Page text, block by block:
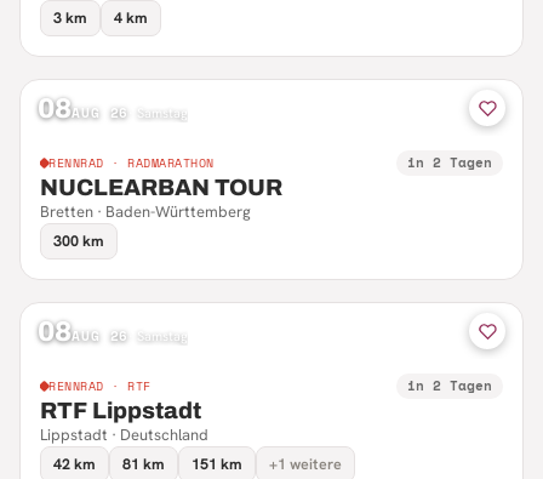
3 km
4 km
08AUG 26 Samstag
RENNRAD · RADMARATHON in 2 Tagen
NUCLEARBAN TOUR
Bretten · Baden-Württemberg
300 km
08AUG 26 Samstag
RENNRAD · RTF in 2 Tagen
RTF Lippstadt
Lippstadt · Deutschland
42 km
81 km 151 km +1 weitere